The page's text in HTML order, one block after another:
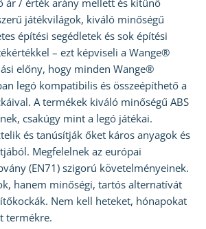
ár / érték arány mellett és kitűnő
játékvilágok, kiváló minőségű
építési segédletek és sok építési
– ezt képviseli a Wange®
előny, hogy minden Wange®
legó kompatibilis és összeépíthető a
A termékek kiváló minőségű ABS
csakúgy mint a legó játékai.
és tanúsítják őket káros anyagok és
Megfelelnek az európai
(EN71) szigorú követelményeinek.
hanem minőségi, tartós alternatívát
Nem kell heteket, hónapokat
termékre.